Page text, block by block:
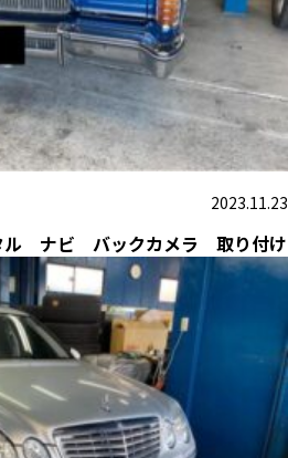
2023.11.23
ル ナビ バックカメラ 取り付け